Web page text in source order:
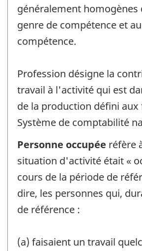
généralement homogènes
genre de compétence et
compétence.
Profession désigne la
travail à l'activité qui est
de la production défini aux
Système de comptabilité
Personne occupée réfère
situation d'activité était «
cours de la période de
dire, les personnes qui,
de référence :
(a) faisaient un travail